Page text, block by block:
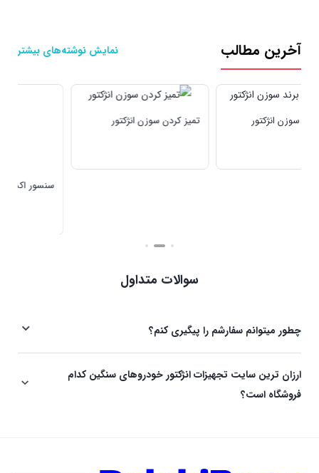
آخرین مطالب نمایش نوشته‌های بیشتر
تمیز کردن سوزن انژکتور سنسور اکسیژن دنا پلاس
سوالات متداول
چطور میتوانم سفارشم را پیگیری کنم؟
ارزان ترین سایت تجهیزات انژکتور خودروهای سنگین کدام
فروشگاه است؟